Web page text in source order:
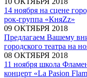
14 ноября на сцене
рок-группа «КняZz»
09 ОКТЯБРЯ 2018
Предлагаем Вашему
городского театра на
08 ОКТЯБРЯ 2018
11 ноября школа
концерт «La Pasion